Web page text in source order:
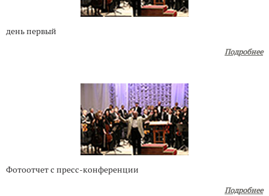
день первый
Подробнее
Фотоотчет с пресс-конференции
Подробнее